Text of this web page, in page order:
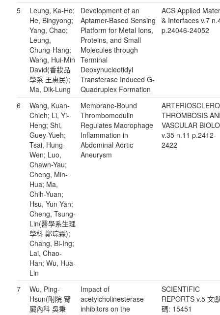
5
Leung, Ka-Ho;
He, Bingyong;
Yang, Chao;
Leung,
Chung-Hang;
Wang, Hui-Min
David(香妝品
學系 王惠民);
Ma, Dik-Lung
Development of an
Aptamer-Based Sensing
Platform for Metal Ions,
Proteins, and Small
Molecules through
Terminal
Deoxynucleotidyl
Transferase Induced G-
Quadruplex Formation
ACS Applied
& Interfaces v.7
p.24046-24052
6
Wang, Kuan-
Chieh; Li, Yi-
Heng; Shi,
Guey-Yueh;
Tsai, Hung-
Wen; Luo,
Chawn-Yau;
Cheng, Min-
Hua; Ma,
Chih-Yuan;
Hsu, Yun-Yan;
Cheng, Tsung-
Lin(醫學系生理
學科 鄭琮霖);
Chang, Bi-Ing;
Lai, Chao-
Han; Wu, Hua-
Lin
Membrane-Bound
Thrombomodulin
Regulates Macrophage
Inflammation in
Abdominal Aortic
Aneurysm
THROMBOSIS
VASCULAR
v.35 n.11 p.2412-
2422
7
Wu, Ping-
Hsun(附院 腎
臟內科 吳秉
Impact of
acetylcholinesterase
inhibitors on the
SCIENTIFIC
REPORTS v.5 文
碼: 15451